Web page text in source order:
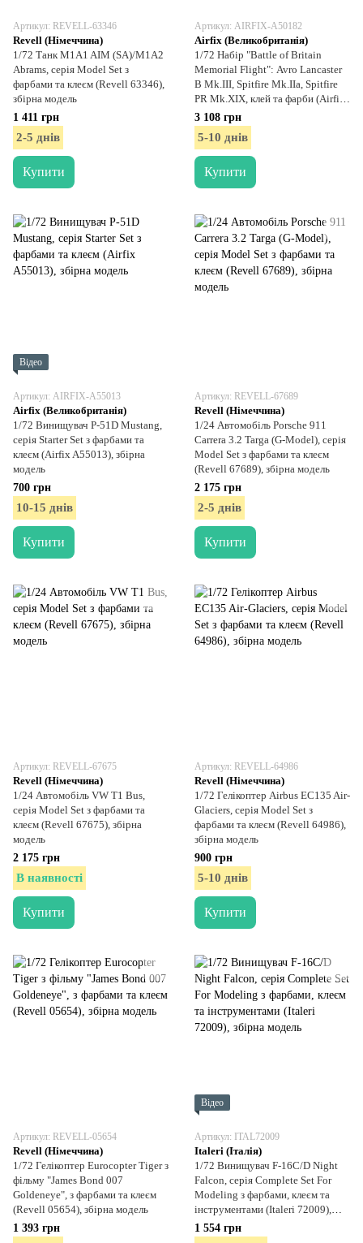
Артикул: REVELL-63346
Revell (Німеччина)
1/72 Танк M1A1 AIM (SA)/M1A2
Abrams, серія Model Set з
фарбами та клеєм (Revell 63346),
збірна модель
1 411 грн
2-5 днів
Купити
Артикул: AIRFIX-A50182
Airfix (Великобританія)
1/72 Набір "Battle of Britain
Memorial Flight": Avro Lancaster
B Mk.III, Spitfire Mk.IIa, Spitfire
PR Mk.XIX, клей та фарби (Airfix
A50182), збірні моделі
3 108 грн
5-10 днів
Купити
Відео
Артикул: AIRFIX-A55013
Airfix (Великобританія)
1/72 Винищувач P-51D Mustang,
серія Starter Set з фарбами та
клеєм (Airfix A55013), збірна
модель
700 грн
10-15 днів
Купити
Артикул: REVELL-67689
Revell (Німеччина)
1/24 Автомобіль Porsche 911
Carrera 3.2 Targa (G-Model), серія
Model Set з фарбами та клеєм
(Revell 67689), збірна модель
2 175 грн
2-5 днів
Купити
Артикул: REVELL-67675
Revell (Німеччина)
1/24 Автомобіль VW T1 Bus,
серія Model Set з фарбами та
клеєм (Revell 67675), збірна
модель
2 175 грн
В наявності
Купити
Артикул: REVELL-64986
Revell (Німеччина)
1/72 Гелікоптер Airbus EC135 Air-
Glaciers, серія Model Set з
фарбами та клеєм (Revell 64986),
збірна модель
900 грн
5-10 днів
Купити
Артикул: REVELL-05654
Revell (Німеччина)
1/72 Гелікоптер Eurocopter Tiger з
фільму "James Bond 007
Goldeneye", з фарбами та клеєм
(Revell 05654), збірна модель
1 393 грн
Відео
Артикул: ITAL72009
Italeri (Італія)
1/72 Винищувач F-16C/D Night
Falcon, серія Complete Set For
Modeling з фарбами, клеєм та
інструментами (Italeri 72009),
збірна модель
1 554 грн